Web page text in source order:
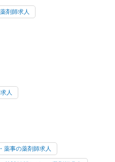
剤師求人
人
薬事の薬剤師求人